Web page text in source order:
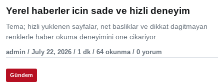
Yerel haberler icin sade ve hizli deneyim
Tema; hizli yuklenen sayfalar, net basliklar ve dikkat dagitmayan
renklerle haber okuma deneyimini one cikariyor.
admin / July 22, 2026 / 1 dk / 64 okunma / 0 yorum
Gündem